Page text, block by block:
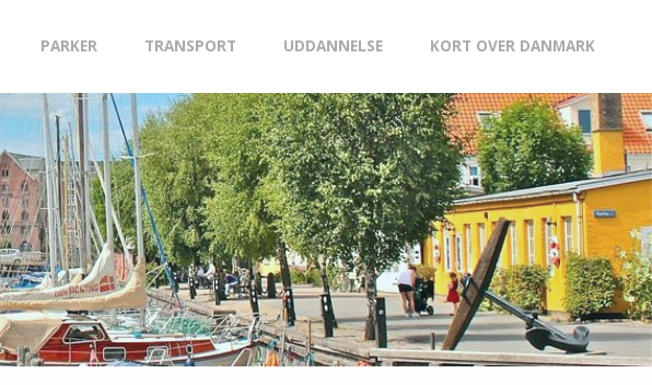
PARKER TRANSPORT UDDANNELSE KORT OVER DANMARK